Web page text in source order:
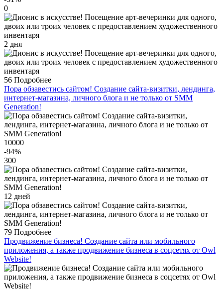
0
2 дня
56 Подробнее
Пора обзавестись сайтом! Создание сайта-визитки, лендинга,
интернет-магазина, личного блога и не только от SMM
Generation!
10000
-94%
300
12 дней
79 Подробнее
Продвижение бизнеса! Создание сайта или мобильного
приложения, а также продвижение бизнеса в соцсетях от Owl
Website!